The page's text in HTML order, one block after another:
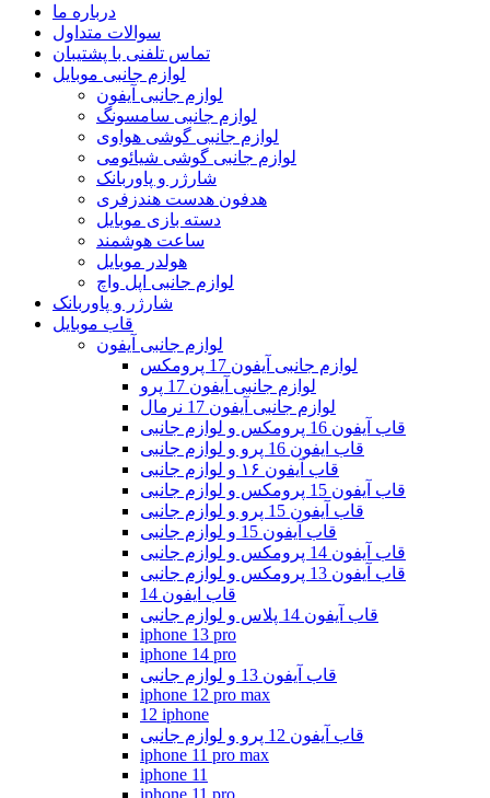
درباره ما
سوالات متداول
تماس تلفنی با پشتیبان
لوازم جانبی موبایل
لوازم جانبی آیفون
لوازم جانبی سامسونگ
لوازم جانبی گوشی هواوی
لوازم جانبی گوشی شیائومی
شارژر و پاوربانک
هدفون هدست هندزفری
دسته بازی موبایل
ساعت هوشمند
هولدر موبایل
لوازم جانبی اپل واچ
شارژر و پاوربانک
قاب موبایل
لوازم جانبی آیفون
لوازم جانبی آیفون 17 پرومکس
لوازم جانبی آیفون 17 پرو
لوازم جانبی آیفون 17 نرمال
قاب آیفون 16 پرومکس و لوازم جانبی
قاب ایفون 16 پرو و لوازم جانبی
قاب آیفون ۱۶ و لوازم جانبی
قاب آیفون 15 پرومکس و لوازم جانبی
قاب آیفون 15 پرو و لوازم جانبی
قاب آیفون 15 و لوازم جانبی
قاب آیفون 14 پرومکس و لوازم جانبی
قاب آیفون 13 پرومکس و لوازم جانبی
قاب ایفون 14
قاب آیفون 14 پلاس و لوازم جانبی
iphone 13 pro
iphone 14 pro
قاب آیفون 13 و لوازم جانبی
iphone 12 pro max
12 iphone
قاب آیفون 12 پرو و لوازم جانبی
iphone 11 pro max
iphone 11
iphone 11 pro